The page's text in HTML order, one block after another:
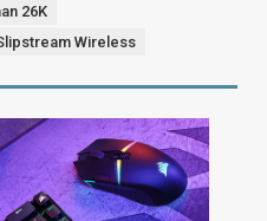
26K
Wireless